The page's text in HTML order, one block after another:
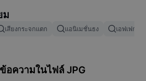
ม
เสียงกระจกแตก แอนิเมชั่นธง เอฟเฟกต์
อความในไฟล์ JPG